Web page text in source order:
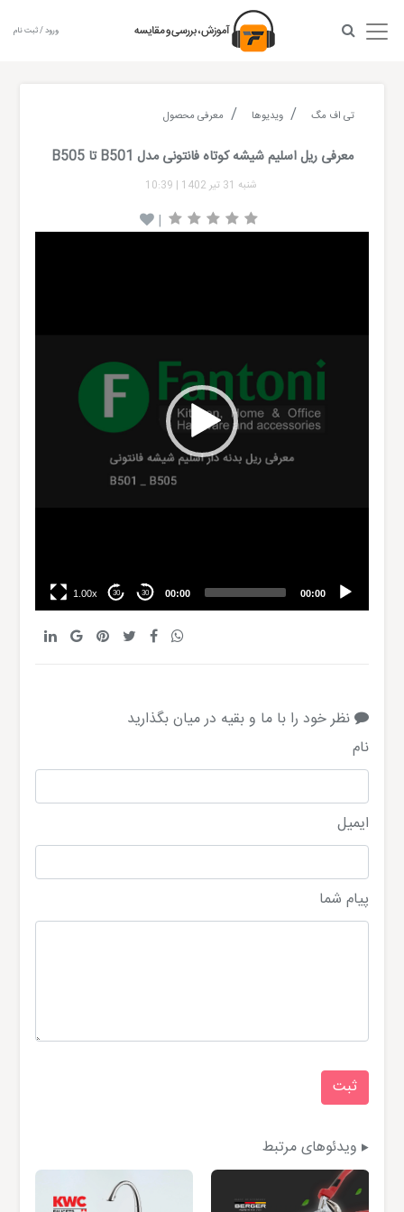
ورود / ثبت نام
تی اف مگ ویدیوها معرفی محصول
معرفی ریل اسلیم شیشه کوتاه فانتونی مدل B501 تا B505
شنبه 31 تیر 1402 |
10:39
|
Video
00:00
00:00
30
30
1.00x
نظر خود را با ما و بقیه در میان بگذارید
نام
ایمیل
پیام شما
ویدئوهای مرتبط